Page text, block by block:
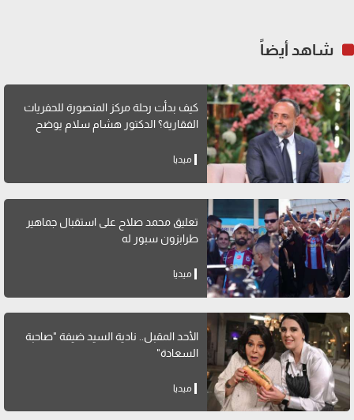
شاهد أيضاً
كيف بدأت رحلة مركز المنصورة للحفريات
الفقارية؟ الدكتور هشام سلام يوضح
ميديا
تعليق محمد صلاح على استقبال جماهير
طرابزون سبور له
ميديا
الأحد المقبل.. نادية السيد ضيفة "صاحبة
السعادة"
ميديا